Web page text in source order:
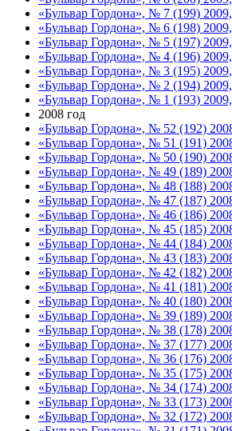
«Бульвар Гордона», № 7 (199)
«Бульвар Гордона», № 6 (198)
«Бульвар Гордона», № 5 (197)
«Бульвар Гордона», № 4 (196)
«Бульвар Гордона», № 3 (195)
«Бульвар Гордона», № 2 (194)
«Бульвар Гордона», № 1 (193)
2008 год
«Бульвар Гордона», № 52 (192)
«Бульвар Гордона», № 51 (191)
«Бульвар Гордона», № 50 (190)
«Бульвар Гордона», № 49 (189)
«Бульвар Гордона», № 48 (188)
«Бульвар Гордона», № 47 (187)
«Бульвар Гордона», № 46 (186)
«Бульвар Гордона», № 45 (185)
«Бульвар Гордона», № 44 (184)
«Бульвар Гордона», № 43 (183)
«Бульвар Гордона», № 42 (182)
«Бульвар Гордона», № 41 (181)
«Бульвар Гордона», № 40 (180)
«Бульвар Гордона», № 39 (189)
«Бульвар Гордона», № 38 (178)
«Бульвар Гордона», № 37 (177)
«Бульвар Гордона», № 36 (176)
«Бульвар Гордона», № 35 (175)
«Бульвар Гордона», № 34 (174)
«Бульвар Гордона», № 33 (173)
«Бульвар Гордона», № 32 (172)